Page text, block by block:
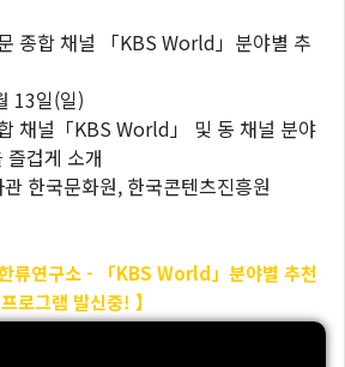
종합 채널 「KBS World」분야별 추
13일(일)
채널「KBS World」 및 동 채널 분야
즐겁게 소개
한국문화원, 한국콘텐츠진흥원
한류연구소 - 「KBS World」분야별 추천
프로그램 발신중! 】